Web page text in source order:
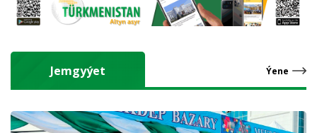
Jemgyýet Ýene